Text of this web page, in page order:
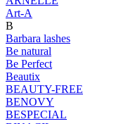
Art-A
B
Barbara lashes
Be natural
Be Perfect
Beautix
BEAUTY-FREE
BENOVY
BESPECIAL